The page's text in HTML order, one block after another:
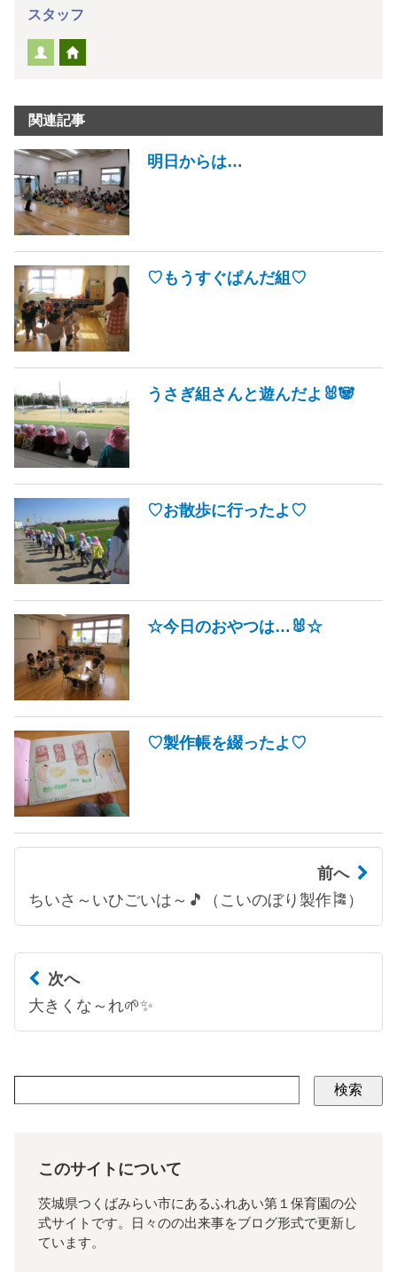
スタッフ
関連記事
明日からは…
♡もうすぐぱんだ組♡
うさぎ組さんと遊んだよ🐰🐼
♡お散歩に行ったよ♡
☆今日のおやつは…🐰☆
♡製作帳を綴ったよ♡
前へ
ちいさ～いひごいは～🎵（こいのぼり製作🎏）
次へ
大きくな～れ🌱✨
検索
このサイトについて
茨城県つくばみらい市にあるふれあい第１保育園の公
式サイトです。日々のの出来事をブログ形式で更新し
ています。